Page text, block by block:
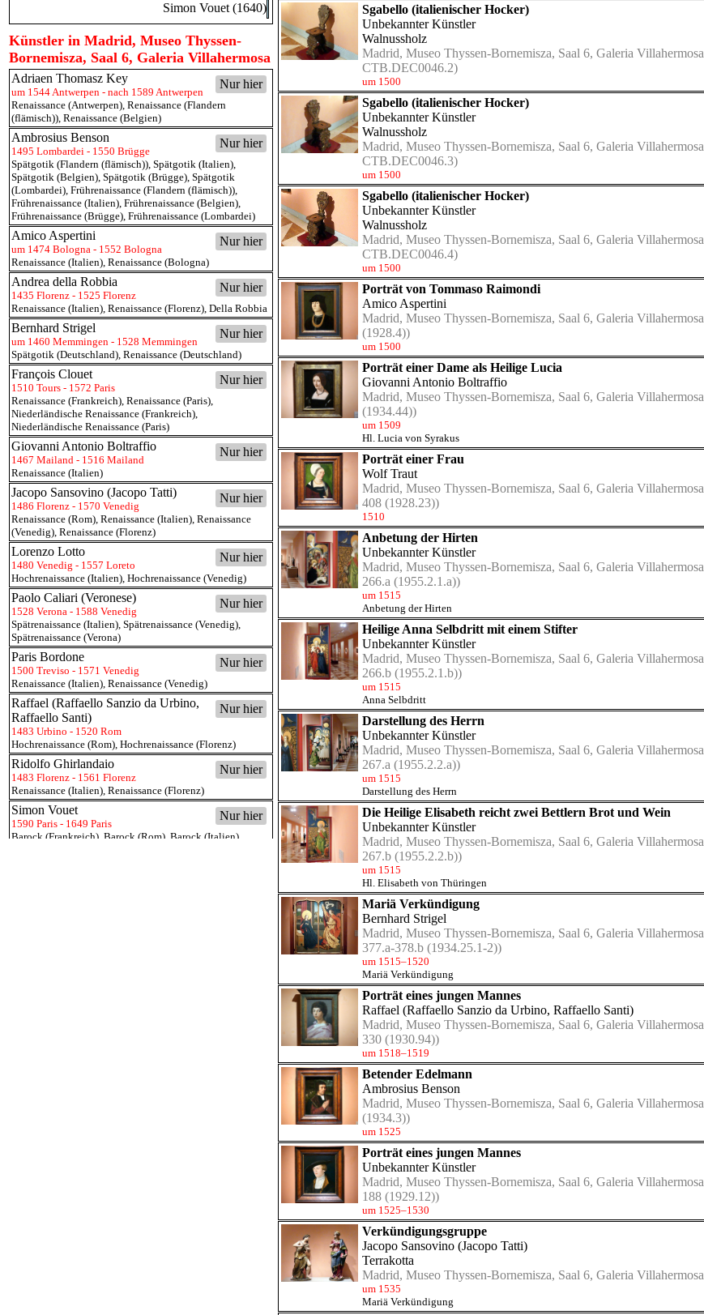
Simon Vouet (1640)
Künstler in Madrid, Museo Thyssen-
Bornemisza, Saal 6, Galeria Villahermosa
Nur hier
Adriaen Thomasz Key
um 1544 Antwerpen - nach 1589 Antwerpen
Renaissance (Antwerpen), Renaissance (Flandern
(flämisch)), Renaissance (Belgien)
Nur hier
Ambrosius Benson
1495 Lombardei - 1550 Brügge
Spätgotik (Flandern (flämisch)), Spätgotik (Italien),
Spätgotik (Belgien), Spätgotik (Brügge), Spätgotik
(Lombardei), Frührenaissance (Flandern (flämisch)),
Frührenaissance (Italien), Frührenaissance (Belgien),
Frührenaissance (Brügge), Frührenaissance (Lombardei)
Nur hier
Amico Aspertini
um 1474 Bologna - 1552 Bologna
Renaissance (Italien), Renaissance (Bologna)
Nur hier
Andrea della Robbia
1435 Florenz - 1525 Florenz
Renaissance (Italien), Renaissance (Florenz), Della Robbia
Nur hier
Bernhard Strigel
um 1460 Memmingen - 1528 Memmingen
Spätgotik (Deutschland), Renaissance (Deutschland)
Nur hier
François Clouet
1510 Tours - 1572 Paris
Renaissance (Frankreich), Renaissance (Paris),
Niederländische Renaissance (Frankreich),
Niederländische Renaissance (Paris)
Nur hier
Giovanni Antonio Boltraffio
1467 Mailand - 1516 Mailand
Renaissance (Italien)
Nur hier
Jacopo Sansovino (Jacopo Tatti)
1486 Florenz - 1570 Venedig
Renaissance (Rom), Renaissance (Italien), Renaissance
(Venedig), Renaissance (Florenz)
Nur hier
Lorenzo Lotto
1480 Venedig - 1557 Loreto
Hochrenaissance (Italien), Hochrenaissance (Venedig)
Nur hier
Paolo Caliari (Veronese)
1528 Verona - 1588 Venedig
Spätrenaissance (Italien), Spätrenaissance (Venedig),
Spätrenaissance (Verona)
Nur hier
Paris Bordone
1500 Treviso - 1571 Venedig
Renaissance (Italien), Renaissance (Venedig)
Nur hier
Raffael (Raffaello Sanzio da Urbino,
Raffaello Santi)
1483 Urbino - 1520 Rom
Hochrenaissance (Rom), Hochrenaissance (Florenz)
Nur hier
Ridolfo Ghirlandaio
1483 Florenz - 1561 Florenz
Renaissance (Italien), Renaissance (Florenz)
Nur hier
Simon Vouet
1590 Paris - 1649 Paris
Barock (Frankreich) Barock (Rom) Barock (Italien)
Sgabello (italienischer Hocker)
Unbekannter Künstler
Walnussholz
Madrid, Museo Thyssen-Bornemisza, Saal 6, Galeria Villahermosa
CTB.DEC0046.2)
um 1500
Sgabello (italienischer Hocker)
Unbekannter Künstler
Walnussholz
Madrid, Museo Thyssen-Bornemisza, Saal 6, Galeria Villahermosa
CTB.DEC0046.3)
um 1500
Sgabello (italienischer Hocker)
Unbekannter Künstler
Walnussholz
Madrid, Museo Thyssen-Bornemisza, Saal 6, Galeria Villahermosa
CTB.DEC0046.4)
um 1500
Porträt von Tommaso Raimondi
Amico Aspertini
Madrid, Museo Thyssen-Bornemisza, Saal 6, Galeria Villahermosa
(1928.4))
um 1500
Porträt einer Dame als Heilige Lucia
Giovanni Antonio Boltraffio
Madrid, Museo Thyssen-Bornemisza, Saal 6, Galeria Villahermosa
(1934.44))
um 1509
Hl. Lucia von Syrakus
Porträt einer Frau
Wolf Traut
Madrid, Museo Thyssen-Bornemisza, Saal 6, Galeria Villahermosa
408 (1928.23))
1510
Anbetung der Hirten
Unbekannter Künstler
Madrid, Museo Thyssen-Bornemisza, Saal 6, Galeria Villahermosa
266.a (1955.2.1.a))
um 1515
Anbetung der Hirten
Heilige Anna Selbdritt mit einem Stifter
Unbekannter Künstler
Madrid, Museo Thyssen-Bornemisza, Saal 6, Galeria Villahermosa
266.b (1955.2.1.b))
um 1515
Anna Selbdritt
Darstellung des Herrn
Unbekannter Künstler
Madrid, Museo Thyssen-Bornemisza, Saal 6, Galeria Villahermosa
267.a (1955.2.2.a))
um 1515
Darstellung des Herrn
Die Heilige Elisabeth reicht zwei Bettlern Brot und Wein
Unbekannter Künstler
Madrid, Museo Thyssen-Bornemisza, Saal 6, Galeria Villahermosa
267.b (1955.2.2.b))
um 1515
Hl. Elisabeth von Thüringen
Mariä Verkündigung
Bernhard Strigel
Madrid, Museo Thyssen-Bornemisza, Saal 6, Galeria Villahermosa
377.a-378.b (1934.25.1-2))
um 1515–1520
Mariä Verkündigung
Porträt eines jungen Mannes
Raffael (Raffaello Sanzio da Urbino, Raffaello Santi)
Madrid, Museo Thyssen-Bornemisza, Saal 6, Galeria Villahermosa
330 (1930.94))
um 1518–1519
Betender Edelmann
Ambrosius Benson
Madrid, Museo Thyssen-Bornemisza, Saal 6, Galeria Villahermosa
(1934.3))
um 1525
Porträt eines jungen Mannes
Unbekannter Künstler
Madrid, Museo Thyssen-Bornemisza, Saal 6, Galeria Villahermosa
188 (1929.12))
um 1525–1530
Verkündigungsgruppe
Jacopo Sansovino (Jacopo Tatti)
Terrakotta
Madrid, Museo Thyssen-Bornemisza, Saal 6, Galeria Villahermosa
um 1535
Mariä Verkündigung